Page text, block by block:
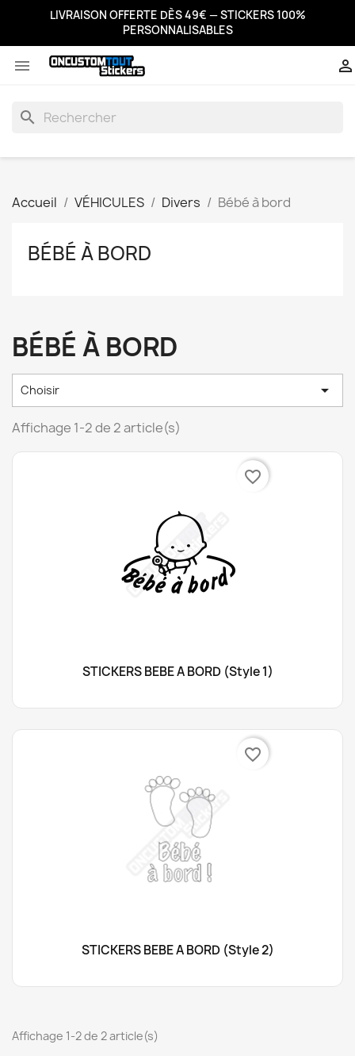
LIVRAISON OFFERTE DÈS 49€ — STICKERS 100%
PERSONNALISABLES
 
search
Accueil VÉHICULES Divers Bébé à bord
BÉBÉ À BORD
BÉBÉ À BORD
Choisir 
Affichage 1-2 de 2 article(s)
STICKERS BÉBÉ À BORD (style 1)
favorite_border
STICKERS BÉBÉ À BORD (style 2)
favorite_border
Affichage 1-2 de 2 article(s)